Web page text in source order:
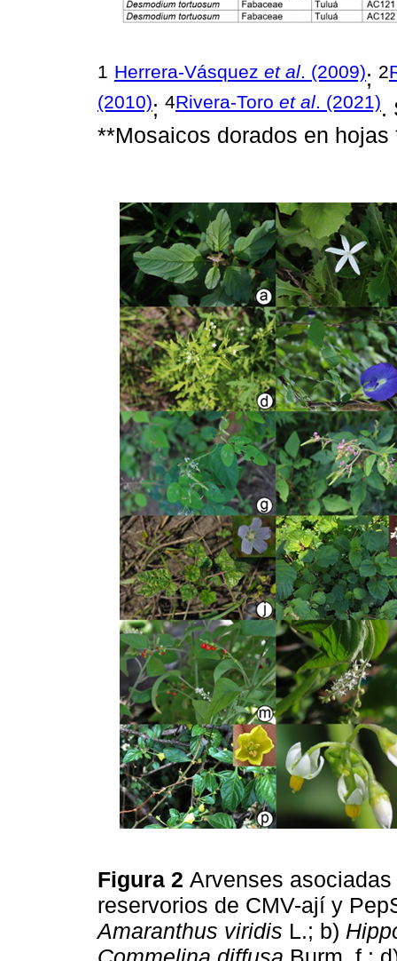
1 Herrera-Vásquez et al. (2009); 2
(2010); 4Rivera-Toro et al. (2021).
**Mosaicos dorados en hojas
Figura 2 Arvenses
reservorios de CMV-ají y
Amaranthus viridis L.; b)